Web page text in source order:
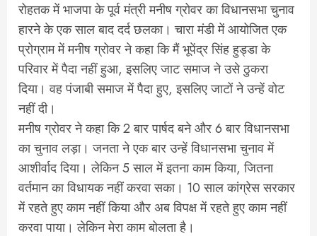
रोहतक में भाजपा के पूर्व मंत्री मनीष ग्रोवर का विधानसभा चुनाव
हारने के एक साल बाद दर्द छलका। चारा मंडी में आयोजित एक
प्रोग्राम में मनीष ग्रोवर ने कहा कि मैं भूपेंद्र सिंह हुड्डा के
परिवार में पैदा नहीं हुआ, इसलिए जाट समाज ने उसे ठुकरा
दिया। वह पंजाबी समाज में पैदा हुए, इसलिए जाटों ने उन्हें वोट
नहीं दी।
मनीष ग्रोवर ने कहा कि 2 बार पार्षद बने और 6 बार विधानसभा
का चुनाव लड़ा। जनता ने एक बार उन्हें विधानसभा चुनाव में
आशीर्वाद दिया। लेकिन 5 साल में इतना काम किया, जितना
वर्तमान का विधायक नहीं करवा सका। 10 साल कांग्रेस सरकार
में रहते हुए काम नहीं किया और अब विपक्ष में रहते हुए काम नहीं
करवा पाया। लेकिन मेरा काम बोलता है।